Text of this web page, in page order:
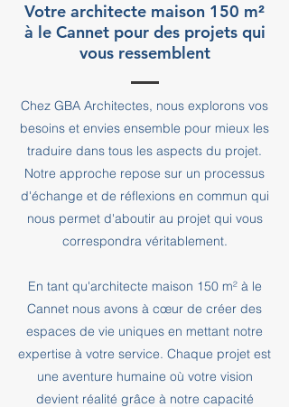
Votre architecte maison 150 m²
à le Cannet pour des projets qui
vous ressemblent
Chez GBA Architectes, nous explorons vos
besoins et envies ensemble pour mieux les
traduire dans tous les aspects du projet.
Notre approche repose sur un processus
d'échange et de réflexions en commun qui
nous permet d'aboutir au projet qui vous
correspondra véritablement.
En tant qu'architecte maison 150 m² à le
Cannet nous avons à cœur de créer des
espaces de vie uniques en mettant notre
expertise à votre service. Chaque projet est
une aventure humaine où votre vision
devient réalité grâce à notre capacité